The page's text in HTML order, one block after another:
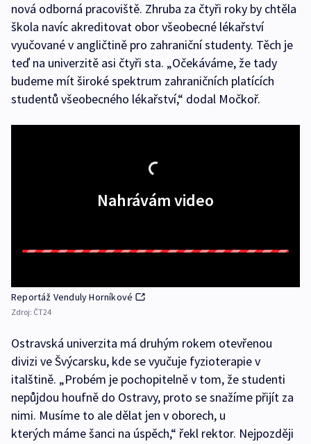
nová odborná pracoviště. Zhruba za čtyři roky by chtěla
škola navíc akreditovat obor všeobecné lékařství
vyučované v angličtině pro zahraniční studenty. Těch je
teď na univerzitě asi čtyři sta. „Očekáváme, že tady
budeme mít široké spektrum zahraničních platících
studentů všeobecného lékařství,“ dodal Močkoř.
Nahrávám video
Reportáž Venduly Horníkové
Zdroj: ČT24
Ostravská univerzita má druhým rokem otevřenou
divizi ve Švýcarsku, kde se vyučuje fyzioterapie v
italštině. „Probém je pochopitelně v tom, že studenti
nepůjdou houfně do Ostravy, proto se snažíme přijít za
nimi. Musíme to ale dělat jen v oborech, u
kterých máme šanci na úspěch,“ řekl rektor. Nejpozději